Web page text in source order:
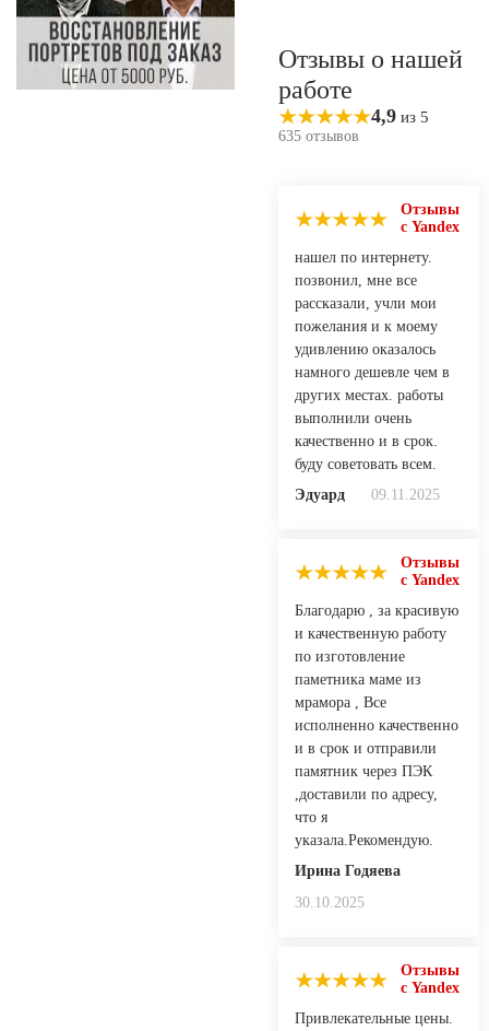
Отзывы о нашей
работе
4,9 из 5
635 отзывов
Отзывы
с Yandex
нашел по интернету.
позвонил, мне все
рассказали, учли мои
пожелания и к моему
удивлению оказалось
намного дешевле чем в
других местах. работы
выполнили очень
качественно и в срок.
буду советовать всем.
Эдуард
09.11.2025
Отзывы
с Yandex
Благодарю , за красивую
и качественную работу
по изготовление
паметника маме из
мрамора , Все
исполненно качественно
и в срок и отправили
памятник через ПЭК
,доставили по адресу,
что я
указала.Рекомендую.
Ирина Годяева
30.10.2025
Отзывы
с Yandex
Привлекательные цены.